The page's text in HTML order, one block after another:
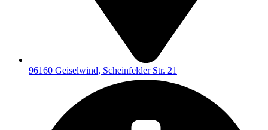
96160 Geiselwind, Scheinfelder Str. 21